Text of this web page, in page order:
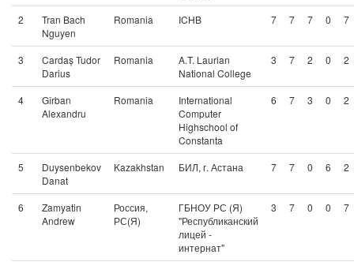
2
Tran Bach
Nguyen
Romania ICHB 7 7 7 0 7
3
Cardaș Tudor
Darius
Romania
A.T. Laurian
National College
3 7 2 0 2
4
Gîrban
Alexandru
Romania
International
Computer
Highschool of
Constanta
6 7 3 0 2
5
Duysenbekov
Danat
Kazakhstan БИЛ, г. Астана 7 7 0 6 2
6
Zamyatin
Andrew
Россия,
РС(Я)
ГБНОУ РС (Я)
"Республиканский
лицей -
интернат"
3 7 0 0 7